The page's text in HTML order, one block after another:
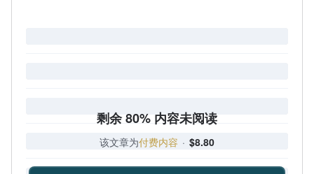
剩余 80% 内容未阅读
该文章为付费内容 · $8.80